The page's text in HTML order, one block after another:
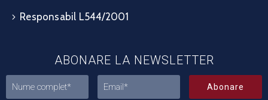
Responsabil L544/2001
ABONARE LA NEWSLETTER
Abonare